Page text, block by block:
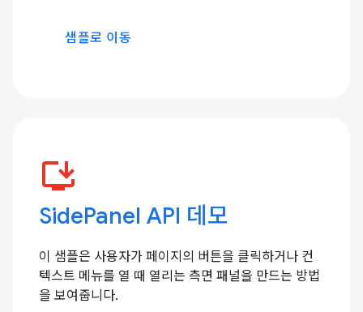
샘플로 이동
install_desktop
SidePanel API 데모
이 샘플은 사용자가 페이지의 버튼을 클릭하거나 컨
텍스트 메뉴를 열 때 열리는 측면 패널을 만드는 방법
을 보여줍니다.